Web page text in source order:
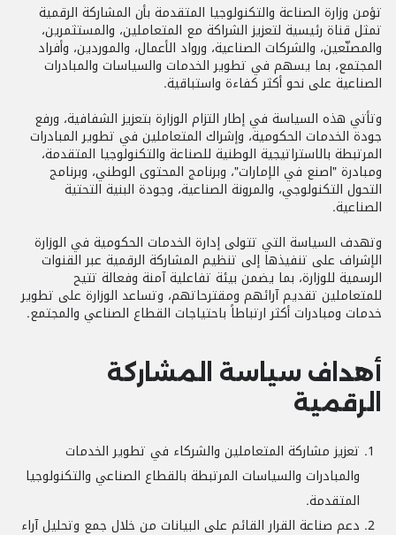
تؤمن وزارة الصناعة والتكنولوجيا المتقدمة بأن المشاركة الرقمية
تمثل قناة رئيسية لتعزيز الشراكة مع المتعاملين، والمستثمرين،
والمصنّعين، والشركات الصناعية، ورواد الأعمال، والموردين، وأفراد
المجتمع، بما يسهم في تطوير الخدمات والسياسات والمبادرات
الصناعية على نحو أكثر كفاءة واستباقية.
وتأتي هذه السياسة في إطار التزام الوزارة بتعزيز الشفافية، ورفع
جودة الخدمات الحكومية، وإشراك المتعاملين في تطوير المبادرات
المرتبطة بالاستراتيجية الوطنية للصناعة والتكنولوجيا المتقدمة،
ومبادرة "اصنع في الإمارات"، وبرنامج المحتوى الوطني، وبرنامج
التحول التكنولوجي، والمرونة الصناعية، وجودة البنية التحتية
الصناعية.
وتهدف السياسة التي تتولى إدارة الخدمات الحكومية في الوزارة
الإشراف على تنفيذها إلى تنظيم المشاركة الرقمية عبر القنوات
الرسمية للوزارة، بما يضمن بيئة تفاعلية آمنة وفعالة تتيح
للمتعاملين تقديم آرائهم ومقترحاتهم، وتساعد الوزارة على تطوير
خدمات ومبادرات أكثر ارتباطاً باحتياجات القطاع الصناعي والمجتمع.
أهداف سياسة المشاركة
الرقمية
تعزيز مشاركة المتعاملين والشركاء في تطوير الخدمات
والمبادرات والسياسات المرتبطة بالقطاع الصناعي والتكنولوجيا
المتقدمة.
دعم صناعة القرار القائم على البيانات من خلال جمع وتحليل آراء